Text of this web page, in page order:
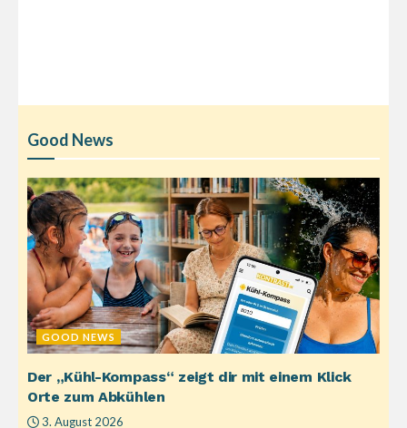
Good News
GOOD NEWS
Der „Kühl-Kompass“ zeigt dir mit einem Klick
Orte zum Abkühlen
3. August 2026